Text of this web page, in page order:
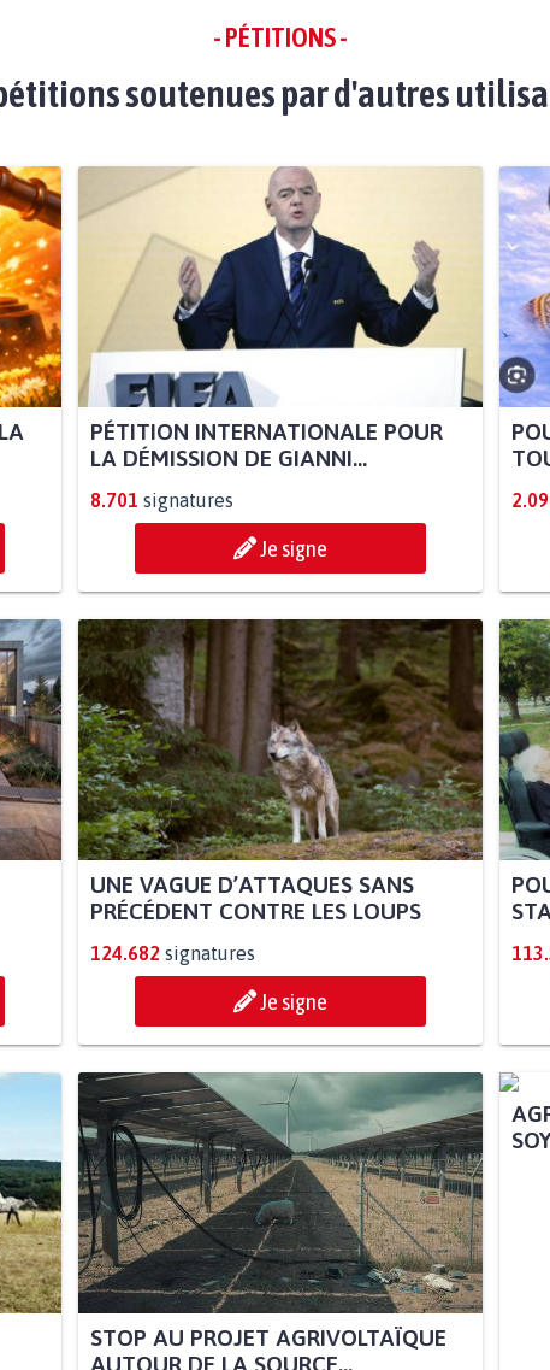
- PÉTITIONS -
soutenues par d'autres
PÉTITION INTERNATIONALE POUR
LA DÉMISSION DE GIANNI...
8.701 signatures
Je signe
UNE VAGUE D’ATTAQUES SANS
PRÉCÉDENT CONTRE LES LOUPS
124.682 signatures
Je signe
STOP AU PROJET AGRIVOLTAÏQUE
AUTOUR DE LA SOURCE...